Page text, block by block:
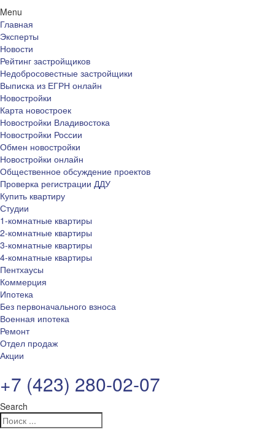
Menu
Главная
Эксперты
Новости
Рейтинг застройщиков
Недобросовестные застройщики
Выписка из ЕГРН онлайн
Новостройки
Карта новостроек
Новостройки Владивостока
Новостройки России
Обмен новостройки
Новостройки онлайн
Общественное обсуждение проектов
Проверка регистрации ДДУ
Купить квартиру
Студии
1-комнатные квартиры
2-комнатные квартиры
3-комнатные квартиры
4-комнатные квартиры
Пентхаусы
Коммерция
Ипотека
Без первоначального взноса
Военная ипотека
Ремонт
Отдел продаж
Акции
+7 (423) 280-02-07
Search